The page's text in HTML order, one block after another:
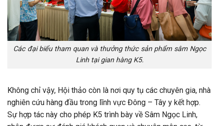
Các đại biểu tham quan và thưởng thức sản phẩm sâm Ngọc
Linh tại gian hàng K5.
Không chỉ vậy, Hội thảo còn là nơi quy tụ các chuyên gia, nhà
nghiên cứu hàng đầu trong lĩnh vực Đông – Tây y kết hợp.
Sự hợp tác này cho phép K5 trình bày về Sâm Ngọc Linh,